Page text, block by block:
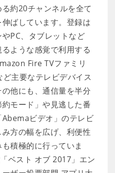
約20チャンネルを全て
ばしています。登録は
PC、タブレットなど
ような感覚で利用する
Fire TVファミリ
主要なテレビデバイス
他にも、通信量を半分
モード」や見逃した番
ビデオ」のテレビ
方の幅を広げ、利便性
積極的に行っていま
ベスト オブ 2017」エン